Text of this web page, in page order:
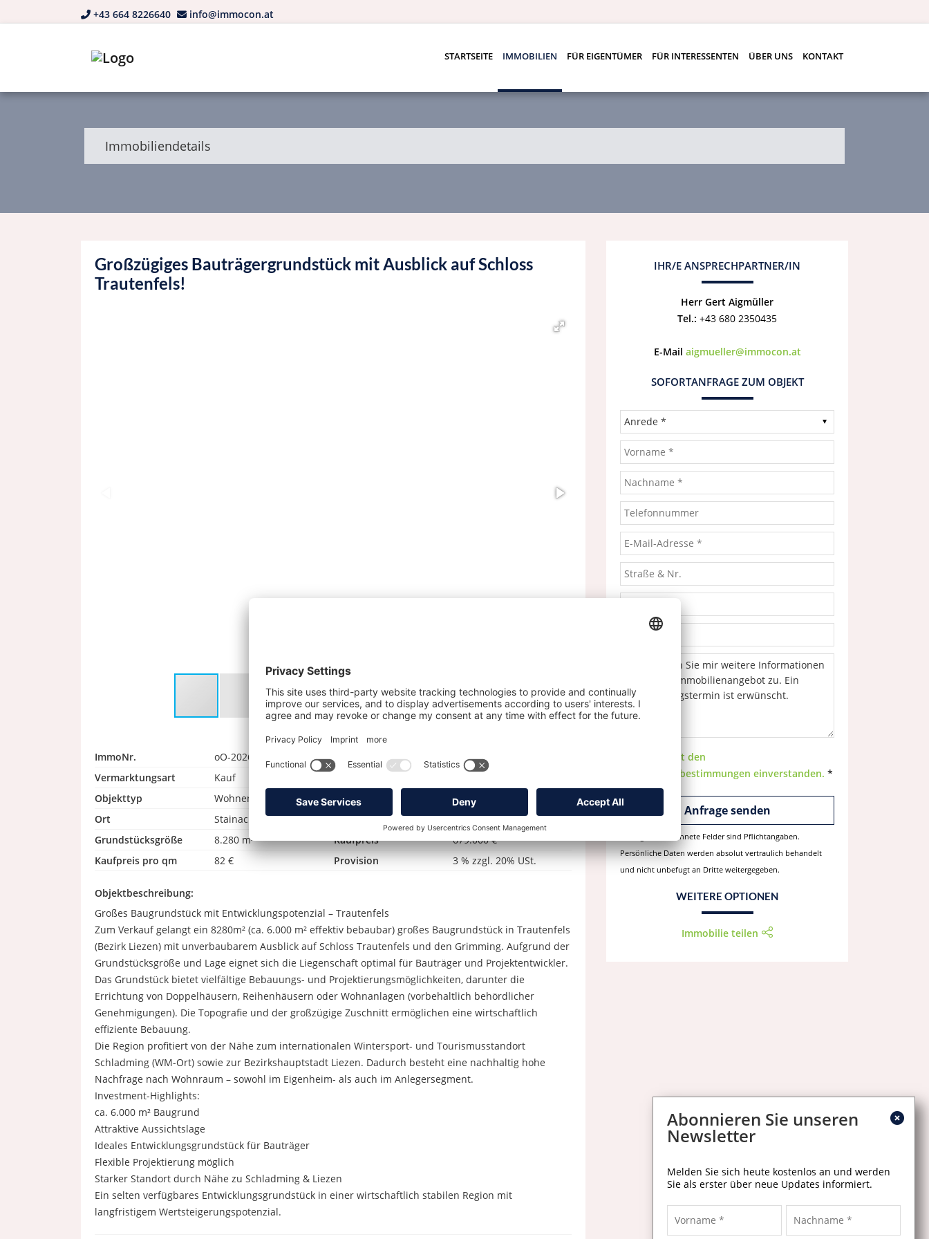
+43 664 8226640 info@immocon.at
STARTSEITE IMMOBILIEN FÜR EIGENTÜMER FÜR INTERESSENTEN ÜBER UNS KONTAKT
Immobiliendetails
Großzügiges Bauträgergrundstück mit Ausblick auf Schloss
Trautenfels!
ImmoNr. oO-2026-06864 Nutzungsart
Gewerbe
Vermarktungsart
Kauf
Objekttyp
Wohnen PLZ
8950
Ort
Stainach Land
Österreich
Grundstücksgröße
8.280 m² Kaufpreis
679.000 €
Kaufpreis pro qm
82 € Provision 3 % zzgl. 20% USt.
Objektbeschreibung:
Großes Baugrundstück mit Entwicklungspotenzial – Trautenfels
Zum Verkauf gelangt ein 8280m² (ca. 6.000 m² effektiv bebaubar) großes Baugrundstück in Trautenfels
(Bezirk Liezen) mit unverbaubarem Ausblick auf Schloss Trautenfels und den Grimming. Aufgrund der
Grundstücksgröße und Lage eignet sich die Liegenschaft optimal für Bauträger und Projektentwickler.
Das Grundstück bietet vielfältige Bebauungs- und Projektierungsmöglichkeiten, darunter die
Errichtung von Doppelhäusern, Reihenhäusern oder Wohnanlagen (vorbehaltlich behördlicher
Genehmigungen). Die Topografie und der großzügige Zuschnitt ermöglichen eine wirtschaftlich
effiziente Bebauung.
Die Region profitiert von der Nähe zum internationalen Wintersport- und Tourismusstandort
Schladming (WM-Ort) sowie zur Bezirkshauptstadt Liezen. Dadurch besteht eine nachhaltig hohe
Nachfrage nach Wohnraum – sowohl im Eigenheim- als auch im Anlegersegment.
Investment-Highlights:
ca. 6.000 m² Baugrund
Attraktive Aussichtslage
Ideales Entwicklungsgrundstück für Bauträger
Flexible Projektierung möglich
Starker Standort durch Nähe zu Schladming & Liezen
Ein selten verfügbares Entwicklungsgrundstück in einer wirtschaftlich stabilen Region mit
langfristigem Wertsteigerungspotenzial.
IHR/E ANSPRECHPARTNER/IN
Herr Gert Aigmüller
Tel.: +43 680 2350435
E-Mail aigmueller@immocon.at
SOFORTANFRAGE ZUM OBJEKT
Ich bin mit den
Datenschutzbestimmungen einverstanden. *
Mit * gekennzeichnete Felder sind Pflichtangaben.
Persönliche Daten werden absolut vertraulich behandelt
und nicht unbefugt an Dritte weitergegeben.
WEITERE OPTIONEN
Immobilie teilen
Abonnieren Sie unseren
Newsletter
Melden Sie sich heute kostenlos an und werden
Sie als erster über neue Updates informiert.